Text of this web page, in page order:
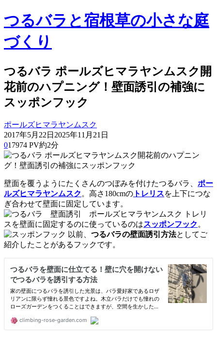
つるバラと宿根草の小さな庭
づくり
つるバラ ポールズヒマラヤンムスク開
花前のハプニング！壁面誘引の補強に
スッポンフック
ポールズヒマラヤンムスク
2017年5月22日 2025年11月21日
017974 PV約2分
壁面を覆うようにたくさんのつぼみを付けたつるバラ、 ポー
ルズヒマラヤンムスク 。高さ180cmの トレリスを上下につな
ぎ合わせて壁面に固定しています。
トレリ
スを壁面に固定するのに使っているのはスッポンフック 。
以前、 つるバラの壁面誘引方法としてご
紹介したことがあるフックです。